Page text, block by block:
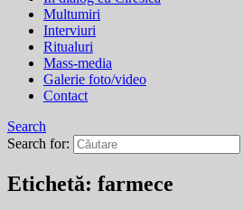
Multumiri
Interviuri
Ritualuri
Mass-media
Galerie foto/video
Contact
Search
Search for:
Etichetă: farmece